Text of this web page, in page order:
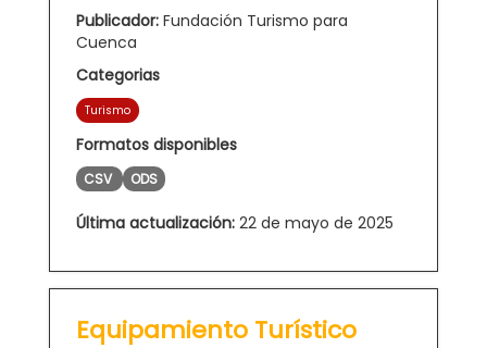
Publicador: Fundación Turismo para
Cuenca
Categorias
Turismo
Formatos disponibles
CSV ODS
Última actualización: 22 de mayo de 2025
Equipamiento Turístico